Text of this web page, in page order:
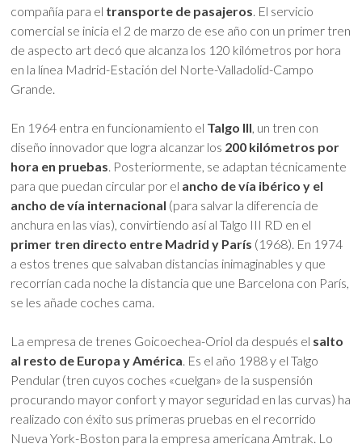
compañía para el transporte de pasajeros . El servicio
comercial se inicia el 2 de marzo de ese año con un primer tren
de aspecto art decó que alcanza los 120 kilómetros por hora
en la línea Madrid-Estación del Norte-Valladolid-Campo
Grande.
En 1964 entra en funcionamiento el Talgo III , un tren con
diseño innovador que logra alcanzar los 200 kilómetros por
hora en pruebas . Posteriormente, se adaptan técnicamente
para que puedan circular por el ancho de vía ibérico y el
ancho de vía internacional (para salvar la diferencia de
anchura en las vías), convirtiendo así al Talgo III RD en el
primer tren directo entre Madrid y París (1968). En 1974
a estos trenes que salvaban distancias inimaginables y que
recorrían cada noche la distancia que une Barcelona con París,
se les añade coches cama.
La empresa de trenes Goicoechea-Oriol da después el salto
al resto de Europa y América . Es el año 1988 y el Talgo
Pendular (tren cuyos coches «cuelgan» de la suspensión
procurando mayor confort y mayor seguridad en las curvas) ha
realizado con éxito sus primeras pruebas en el recorrido
Nueva York-Boston para la empresa americana Amtrak. Lo